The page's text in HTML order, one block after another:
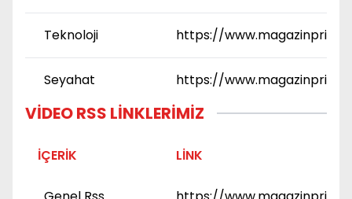
Teknoloji https://
Seyahat https://
VIDEO RSS LINKLERIMIZ
İÇERIK LINK